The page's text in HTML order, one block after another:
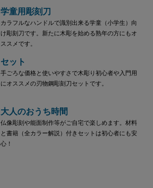
学童用彫刻刀
カラフルなハンドルで識別出来る学童（小学生）向
け彫刻刀です。新たに木彫を始める熟年の方にもオ
ススメです。
セット
手ごろな価格と使いやすさで木彫り初心者や入門用
にオススメの刃物鋼彫刻刀セットです。
大人のおうち時間
仏像彫刻や能面制作等がご自宅で楽しめます。材料
と書籍（全カラー解説）付きセットは初心者にも安
心！